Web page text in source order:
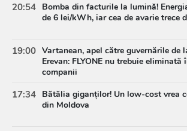
20:54 Bomba din facturile la lumină!
de 6 lei/kWh, iar cea de avarie trece
19:00 Vartanean, apel către guvernările de
Erevan: FLYONE nu trebuie
companii
17:34 Bătălia giganților! Un low-cost vrea
din Moldova